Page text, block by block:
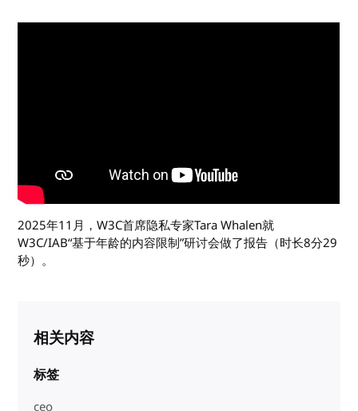
2025年11月，W3C首席隐私专家Tara Whalen就
W3C/IAB“基于年龄的内容限制”研讨会做了报告（时长8分29
秒）。
相关内容
标签
ceo